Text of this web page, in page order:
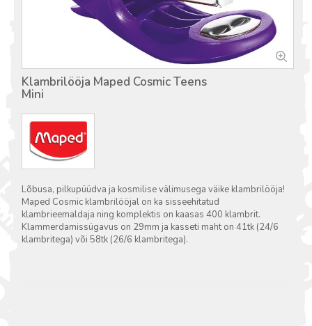
Klambrilööja Maped Cosmic Teens
Mini
Lõbusa, pilkupüüdva ja kosmilise välimusega väike klambrilööja!
Maped Cosmic klambrilööjal on ka sisseehitatud
klambrieemaldaja ning komplektis on kaasas 400 klambrit.
Klammerdamissügavus on 29mm ja kasseti maht on 41tk (24/6
klambritega) või 58tk (26/6 klambritega).